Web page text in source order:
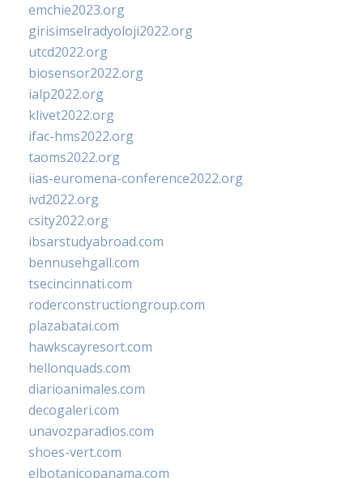
emchie2023.org
girisimselradyoloji2022.org
utcd2022.org
biosensor2022.org
ialp2022.org
klivet2022.org
ifac-hms2022.org
taoms2022.org
iias-euromena-conference2022.org
ivd2022.org
csity2022.org
ibsarstudyabroad.com
bennusehgall.com
tsecincinnati.com
roderconstructiongroup.com
plazabatai.com
hawkscayresort.com
hellonquads.com
diarioanimales.com
decogaleri.com
unavozparadios.com
shoes-vert.com
elbotanicopanama.com